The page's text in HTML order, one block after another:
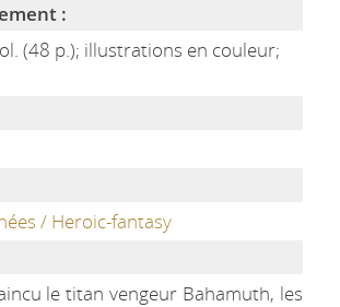
:
(48 p.); illustrations en couleur;
/ Heroic-fantasy
le titan vengeur Bahamuth, les